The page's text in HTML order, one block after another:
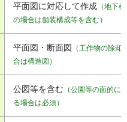
平面図に対応して作成 （地下
の場合は舗装構成等を含む）
平面図・断面図
（工作物の除却
合は構造図）
公図等を含む （公園等の面的に
る場合は必須）